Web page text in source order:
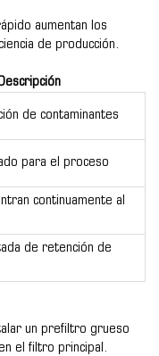
aumentan los
de producción.
de contaminantes
para el proceso
continuamente al
de retención de
un prefiltro grueso
el filtro principal.